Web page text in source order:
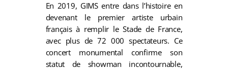
En 2019, GIMS entre dans l’histoire en
devenant le premier artiste urbain
français à remplir le Stade de France,
avec plus de 72 000 spectateurs. Ce
concert monumental confirme son
statut de showman incontournable,